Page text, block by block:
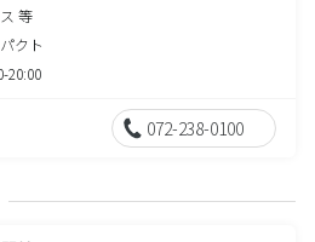
等
クト
20:00
072-238-0100